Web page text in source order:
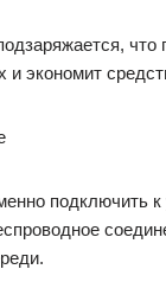
что
и экономит
подключить к